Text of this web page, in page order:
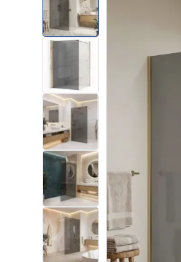
Usi pentru cabine de dus
Rigole Liniare
Vase WC si Bideuri
Lavoare
Cazi cu paravane
Baterii sanitare